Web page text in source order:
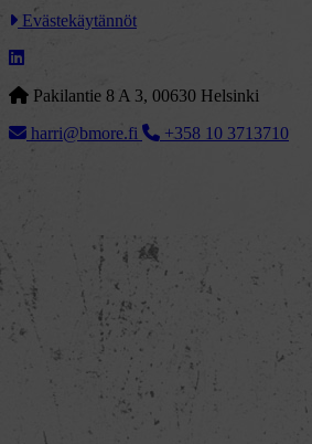
Evästekäytännöt
Pakilantie 8 A 3, 00630 Helsinki
harri@bmore.fi
+358 10 3713710